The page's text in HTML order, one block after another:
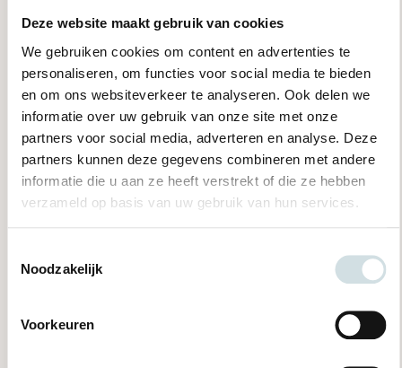
Deze website maakt gebruik van cookies
We gebruiken cookies om content en advertenties te
personaliseren, om functies voor social media te bieden
en om ons websiteverkeer te analyseren. Ook delen we
informatie over uw gebruik van onze site met onze
partners voor social media, adverteren en analyse. Deze
partners kunnen deze gegevens combineren met andere
informatie die u aan ze heeft verstrekt of die ze hebben
verzameld op basis van uw gebruik van hun services.
Noodzakelijk
Voorkeuren
Komt u er ook met de hulp van de klachtenfunctionaris niet
uit? Dan kan zij u informeren over en ondersteunen bij het
vervolg van de procedure. Bijvoorbeeld door u te verwijzen
naar de Raad van Bestuur van Pleyade, de Klachten
Commissie Onvrijwillige Zorg (KCOZ) of de
geschillencommissie zorg. Meer informatie over de
commissies vindt u in Reglement KlachtenCommissie
Onvrijwillige Zorg,brochure “Hoe werkt de
Geboortezorg.